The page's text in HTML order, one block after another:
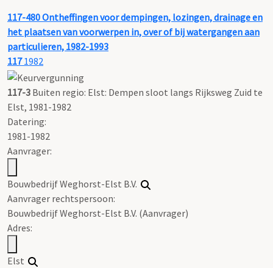
117-480Ontheffingen voor dempingen, lozingen, drainage en
het plaatsen van voorwerpen in, over of bij watergangen aan
particulieren, 1982-1993
1171982
117-3 Buiten regio: Elst: Dempen sloot langs Rijksweg Zuid te
Elst, 1981-1982
Datering:
1981-1982
Aanvrager:
Bouwbedrijf Weghorst-Elst B.V.
Aanvrager rechtspersoon:
Bouwbedrijf Weghorst-Elst B.V. (Aanvrager)
Adres:
Elst